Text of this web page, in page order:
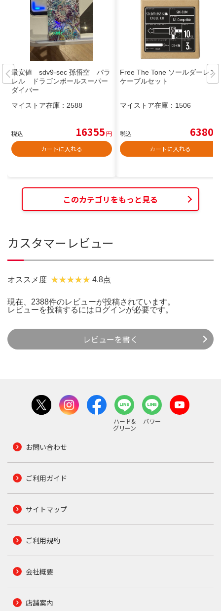
最安値 sdv9-sec 孫悟空 パラ
レル ドラゴンボールスーパー
ダイバー
マイストア在庫： 2588
税込 16355円
カートに入れる
Free The Tone ソールダーレス
ケーブルセット
マイストア在庫： 1506
税込 6380
カートに入れる
このカテゴリをもっと見る
カスタマーレビュー
オススメ度 4.8点
現在、2388件のレビューが投稿されています。
レビューを投稿するには ログインが必要です。
レビューを書く
ハード&
グリーン
パワー
お問い合わせ
ご利用ガイド
サイトマップ
ご利用規約
会社概要
店舗案内